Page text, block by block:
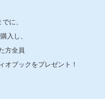
でに、
入し、
方全員
オブックをプレゼント！